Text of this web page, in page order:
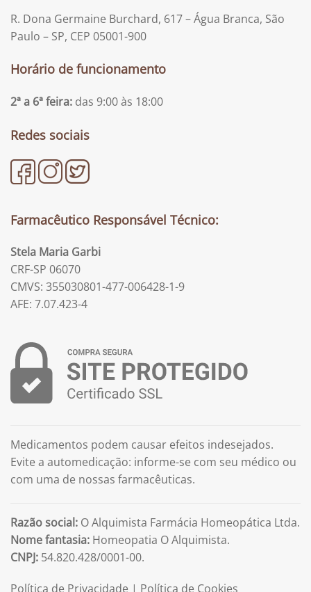
R. Dona Germaine Burchard, 617 – Água Branca, São
Paulo – SP, CEP 05001-900
Horário de funcionamento
2ª a 6ª feira: das 9:00 às 18:00
Redes sociais
Farmacêutico Responsável Técnico:
Stela Maria Garbi
CRF-SP 06070
CMVS: 355030801-477-006428-1-9
AFE: 7.07.423-4
Medicamentos podem causar efeitos indesejados.
Evite a automedicação: informe-se com seu médico ou
com uma de nossas farmacêuticas.
Razão social: O Alquimista Farmácia Homeopática Ltda.
Nome fantasia: Homeopatia O Alquimista.
CNPJ: 54.820.428/0001-00.
Política de Privacidade | Política de Cookies